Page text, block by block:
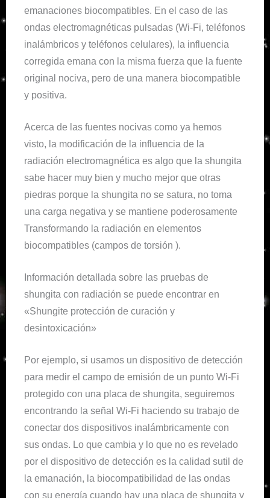
emanaciones biocompatibles. En el caso de las
ondas electromagnéticas pulsadas (Wi-Fi, teléfonos
inalámbricos y teléfonos celulares), la influencia
corregida emana con la misma fuerza que la fuente
original nociva, pero de una manera biocompatible
y positiva.
Acerca de las fuentes nocivas como ya hemos
visto, la modificación de la influencia de la
radiación electromagnética es algo que la shungita
sabe hacer muy bien y mucho mejor que otras
piedras porque la shungita no se satura, no toma
una carga negativa y se mantiene poderosamente
Transformando la radiación en elementos
biocompatibles (campos de torsión ).
Información detallada sobre las pruebas de
shungita con radiación se puede encontrar en
«Shungite protección de curación y
desintoxicación»
Por ejemplo, si usamos un dispositivo de detección
para medir el campo de emisión de un punto Wi-Fi
protegido con una placa de shungita, seguiremos
encontrando la señal Wi-Fi haciendo su trabajo de
conectar dos dispositivos inalámbricamente con
sus ondas. Lo que cambia y lo que no es revelado
por el dispositivo de detección es la calidad sutil de
la emanación, la biocompatibilidad de las ondas
con su energía cuando hay una placa de shungita y